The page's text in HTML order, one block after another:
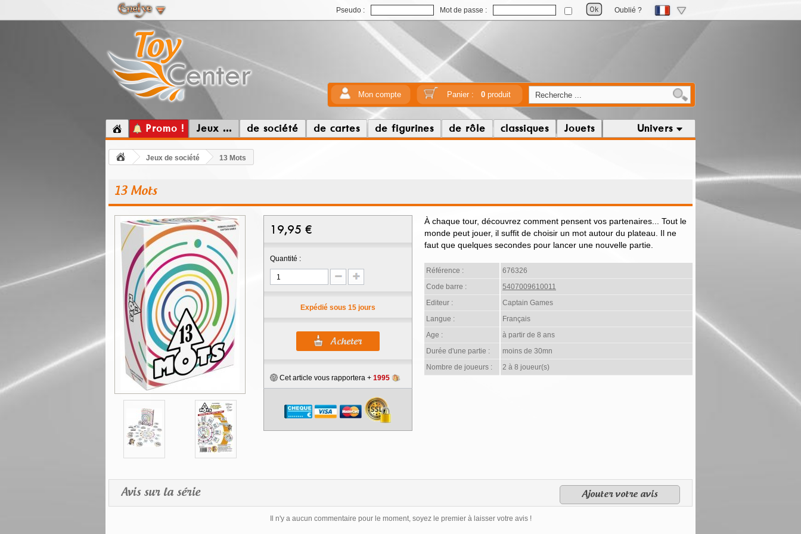
Pseudo : Mot de passe : Oublié ?
Mon compte Panier : 0produit
Promo ! Jeux ... de société de cartes de figurines de rôle classiques Jouets Univers
Jeux de société 13 Mots
13 Mots
19,95 €
Quantité :
Expédié sous 15 jours
Cet article vous rapportera + 1995
À chaque tour, découvrez comment pensent vos partenaires... Tout le
monde peut jouer, il suffit de choisir un mot autour du plateau. Il ne
faut que quelques secondes pour lancer une nouvelle partie.
Référence :
676326
Code barre :
5407009610011
Editeur :
Captain Games
Langue :
Français
Age :
à partir de 8 ans
Durée d'une partie :
moins de 30mn
Nombre de joueurs :
2 à 8 joueur(s)
Avis sur la série Ajouter votre avis
Il n'y a aucun commentaire pour le moment, soyez le premier à laisser votre avis !